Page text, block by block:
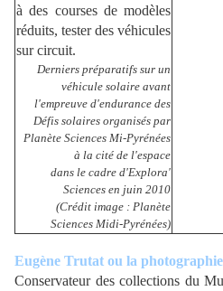
à des courses de modèles
réduits, tester des véhicules
sur circuit.
Derniers préparatifs sur un
véhicule solaire avant
l'empreuve d'endurance des
Défis solaires organisés par
Planète Sciences Mi-Pyrénées
à la cité de l'espace
dans le cadre d'Explora'
Sciences en juin 2010
(Crédit image : Planète
Sciences Midi-Pyrénées)
Eugène Trutat ou la photographie
Conservateur des collections du